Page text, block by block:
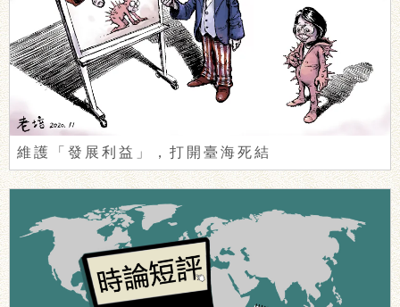
維護「發展利益」，打開臺海死結